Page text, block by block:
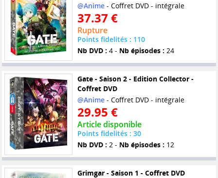
@Anime- Coffret DVD - intégrale
37.37 €
Rupture
Points fidelités : 110
Nb DVD : 4 - Nb épisodes : 24
Gate - Saison 2 - Edition Collector -
Coffret DVD
@Anime- Coffret DVD - intégrale
29.95 €
Article disponible
Points fidelités : 30
Nb DVD : 2 - Nb épisodes : 12
Grimgar - Saison 1 - Coffret DVD